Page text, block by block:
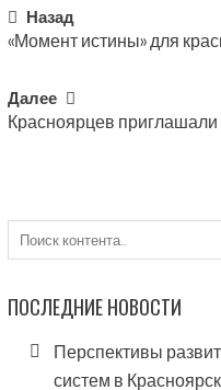
Post
navigation
Назад
«Момент истины» для
Далее
Красноярцев
ПОСЛЕДНИЕ НОВОСТИ
Перспективы
систем в